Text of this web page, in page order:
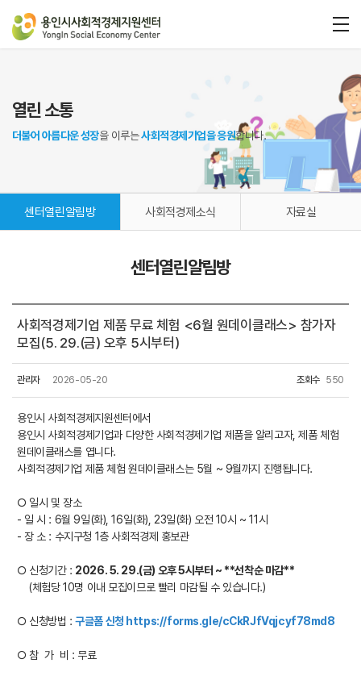
열린 소통
더불어 아름다운 성장을 이루는사회적경제기업을 응원합니다.
센터열린알림방 사회적경제소식 자료실
센터열린알림방
사회적경제기업 제품 무료 체험 <6월 원데이클래스> 참가자
모집(5. 29.(금) 오후 5시부터)
관리자 2026-05-20 조회수 550
용인시 사회적경제지원센터에서
용인시 사회적경제기업과 다양한 사회적경제기업 제품을 알리고자, 제품 체험
원데이클래스를 엽니다.
사회적경제기업 제품 체험 원데이클래스는 5월 ~ 9월까지 진행됩니다.
○ 일시 및 장소
- 일 시 : 6월 9일(화), 16일(화), 23일(화) 오전 10시 ~ 11시
- 장 소 : 수지구청 1층 사회적경제 홍보관
○ 신청기간 : 2026. 5. 29.(금) 오후 5시부터 ~ **선착순 마감**
(체험당 10명 이내 모집이므로 빨리 마감될 수 있습니다.)
○ 신청방법 :구글폼 신청 https://forms.gle/cCkRJfVqjcyf78md8
○ 참 가 비 : 무료